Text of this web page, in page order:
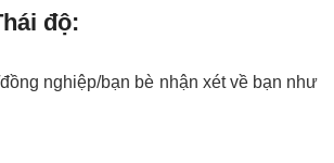
độ:
nghiệp/bạn bè nhận xét về bạn như